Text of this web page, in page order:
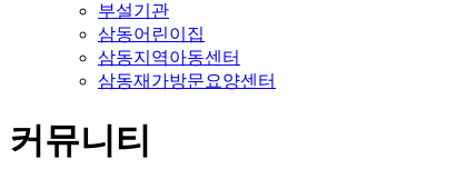
부설기관
삼동어린이집
삼동지역아동센터
삼동재가방문요양센터
커뮤니티